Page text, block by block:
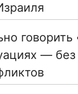
говорить
— без